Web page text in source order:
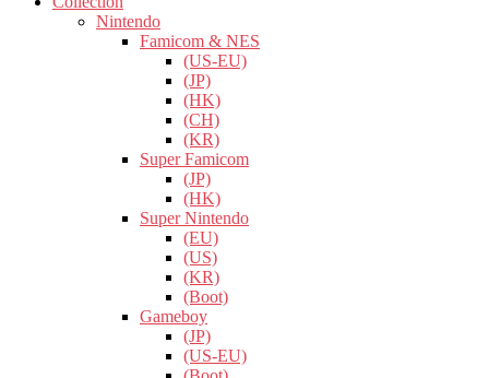
Nintendo
Famicom & NES
(US-EU)
(JP)
(HK)
(CH)
(KR)
Super Famicom
(JP)
(HK)
Super Nintendo
(EU)
(US)
(KR)
(Boot)
Gameboy
(JP)
(US-EU)